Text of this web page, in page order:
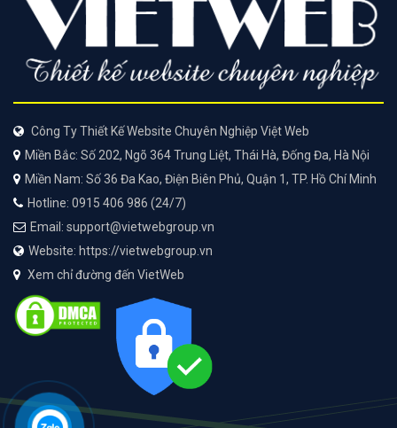
Công Ty Thiết Kế Website Chuyên Nghiệp Việt Web
Miền Bắc: Số 202, Ngõ 364 Trung Liệt, Thái Hà, Đống Đa, Hà Nội
Miền Nam: Số 36 Đa Kao, Điện Biên Phủ, Quận 1, TP. Hồ Chí Minh
Hotline: 0915 406 986 (24/7)
Email: support@vietwebgroup.vn
Website: https://vietwebgroup.vn
Xem chỉ đường đến VietWeb